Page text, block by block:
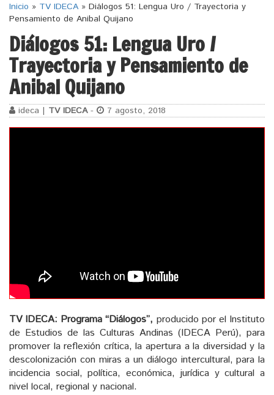
Inicio » TV IDECA » Diálogos 51: Lengua Uro / Trayectoria y
Pensamiento de Anibal Quijano
Diálogos 51: Lengua Uro /
Trayectoria y Pensamiento de
Anibal Quijano
ideca | TV IDECA- 7 agosto, 2018
TV IDECA: Programa “Diálogos”, producido por el Instituto
de Estudios de las Culturas Andinas (IDECA Perú), para
promover la reflexión crítica, la apertura a la diversidad y la
descolonización con miras a un diálogo intercultural, para la
incidencia social, política, económica, jurídica y cultural a
nivel local, regional y nacional.